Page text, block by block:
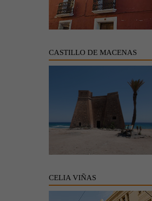
CASTILLO DE MACENAS
CELIA VIÑAS